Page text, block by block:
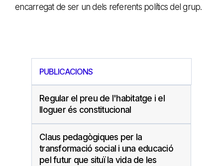
encarregat de ser un dels referents polítics del grup.
PUBLICACIONS
Regular el preu de l'habitatge i el
lloguer és constitucional
Claus pedagògiques per la
transformació social i una educació
pel futur que situï la vida de les